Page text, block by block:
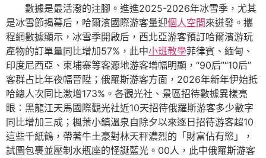
數據是最活潑的注腳。進進2025-2026年冰雪季，尤其
是冰雪節揭幕后，哈爾濱國際游客量迎個人空間來迸發。攜
程網數據顯示，冰雪季開啟后，西北亞游客預訂哈爾濱游玩
產物的訂單量同比增加57%，此中小班教學菲律賓、緬甸、
印度尼西亞、柬埔寨等客源地游客增幅明顯，“90后”“10后”
客群占比年夜幅晉陞；俄羅斯游客方面，2026年新年伊始抵
哈總人次同比激增173%。各觀光社、景區招待數據異樣亮
眼：黑龍江天馬國際觀光社近10天招待俄羅斯游客多少數字
同比增加三成；楓葉小鎮溫泉自除夕以來逐日招待游客超10
這些千紙鶴，帶著牛土豪對林天秤濃烈的「財富佔有慾」，
試圖包裹並壓制水瓶座的怪誕藍光。00人，此中俄羅斯游客